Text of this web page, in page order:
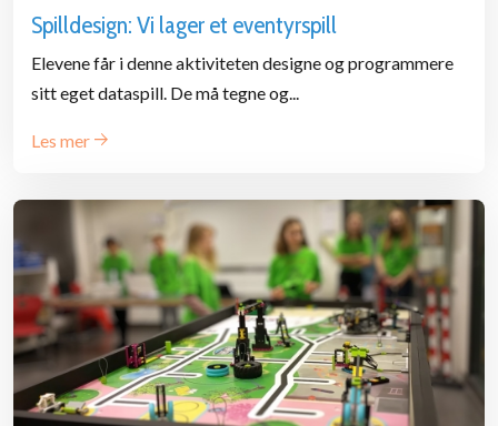
Spilldesign: Vi lager et eventyrspill
Elevene får i denne aktiviteten designe og programmere
sitt eget dataspill. De må tegne og...
Les mer